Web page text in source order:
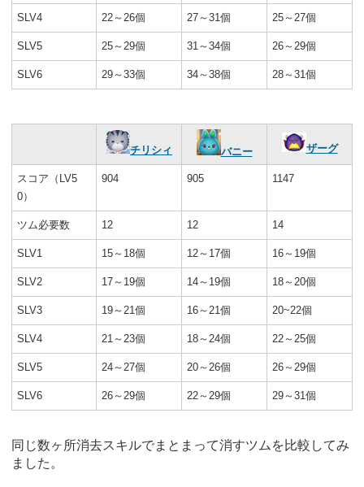
SLV4 22～26個 27～31個 25～27個
SLV5 25～29個 31～34個 26～29個
SLV6 29～33個 34～38個 28～31個
チリシィ バニー ザーグ
スコア（LV5
0）
904 905 1147
ツム必要数 12 12 14
SLV1 15～18個 12～17個 16～19個
SLV2 17～19個 14～19個 18～20個
SLV3 19～21個 16～21個 20~22個
SLV4 21～23個 18～24個 22～25個
SLV5 24～27個 20～26個 26～29個
SLV6 26～29個 22～29個 29～31個
同じ数ヶ所消去スキルでまとまって消すツムを比較してみ
ました。